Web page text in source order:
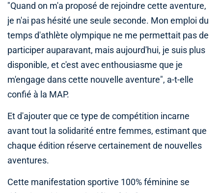
"Quand on m'a proposé de rejoindre cette aventure,
je n'ai pas hésité une seule seconde. Mon emploi du
temps d'athlète olympique ne me permettait pas de
participer auparavant, mais aujourd'hui, je suis plus
disponible, et c'est avec enthousiasme que je
m'engage dans cette nouvelle aventure", a-t-elle
confié à la MAP.
Et d'ajouter que ce type de compétition incarne
avant tout la solidarité entre femmes, estimant que
chaque édition réserve certainement de nouvelles
aventures.
Cette manifestation sportive 100% féminine se